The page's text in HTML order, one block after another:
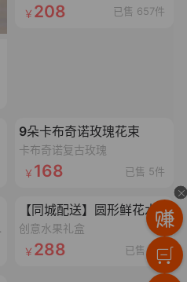
208 已售 657件
加载失败,点击重试
9朵卡布奇诺玫瑰花束
卡布奇诺复古玫瑰
168 已售 5件
3朵向日葵、11朵白玫瑰、19朵香槟玫瑰抱抱桶
加载失败,点击重试
【同城配送】圆形鲜花水果礼盒
创意水果礼盒
288 已售 9件